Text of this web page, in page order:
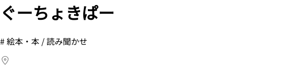
ぐーちょきぱー
#絵本・本 / 読み聞かせ